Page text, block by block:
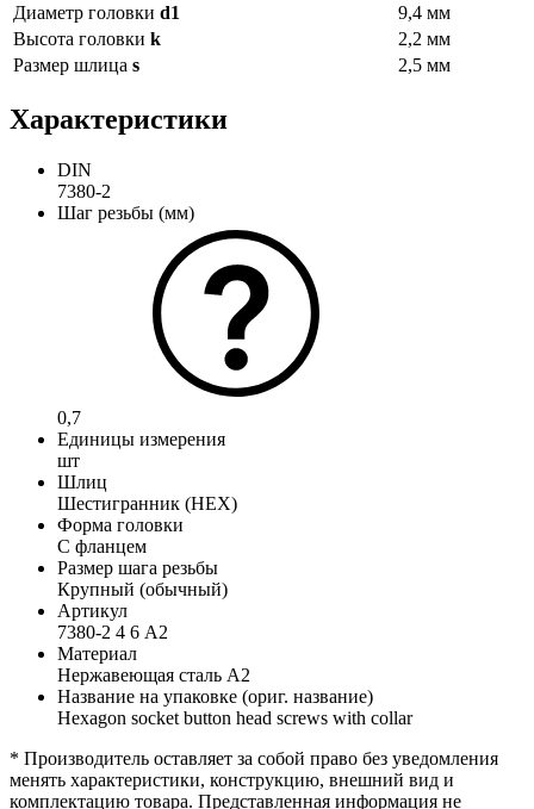
Диаметр головки d1
9,4 мм
Высота головки k
2,2 мм
Размер шлица s 2,5 мм
Характеристики
DIN
7380-2
Шаг резьбы (мм)
0,7
Единицы измерения
шт
Шлиц
Шестигранник (HEX)
Форма головки
С фланцем
Размер шага резьбы
Крупный (обычный)
Артикул
7380-2 4 6 А2
Материал
Нержавеющая сталь А2
Название на упаковке (ориг. название)
Hexagon socket button head screws with collar
* Производитель оставляет за собой право без уведомления
менять характеристики, конструкцию, внешний вид и
комплектацию товара. Представленная информация не